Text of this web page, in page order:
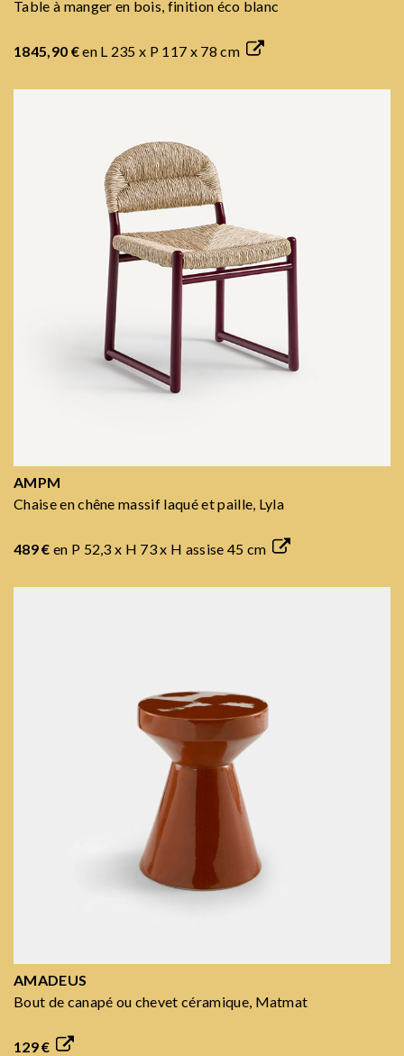
Table à manger en bois, finition éco blanc
1845,90 €en L 235 x P 117 x 78 cm
AMPM
Chaise en chêne massif laqué et paille, Lyla
489 € en P 52,3 x H 73 x H assise 45 cm
AMADEUS
Bout de canapé ou chevet céramique, Matmat
129 €